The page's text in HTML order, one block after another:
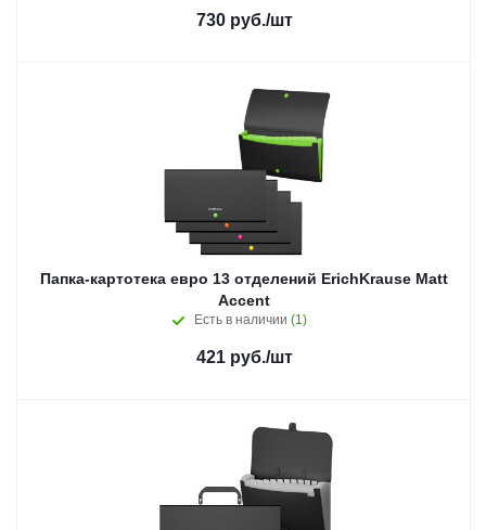
730руб./шт
Папка-картотека евро 13 отделений ErichKrause Matt
Accent
Есть в наличии (1)
421руб./шт